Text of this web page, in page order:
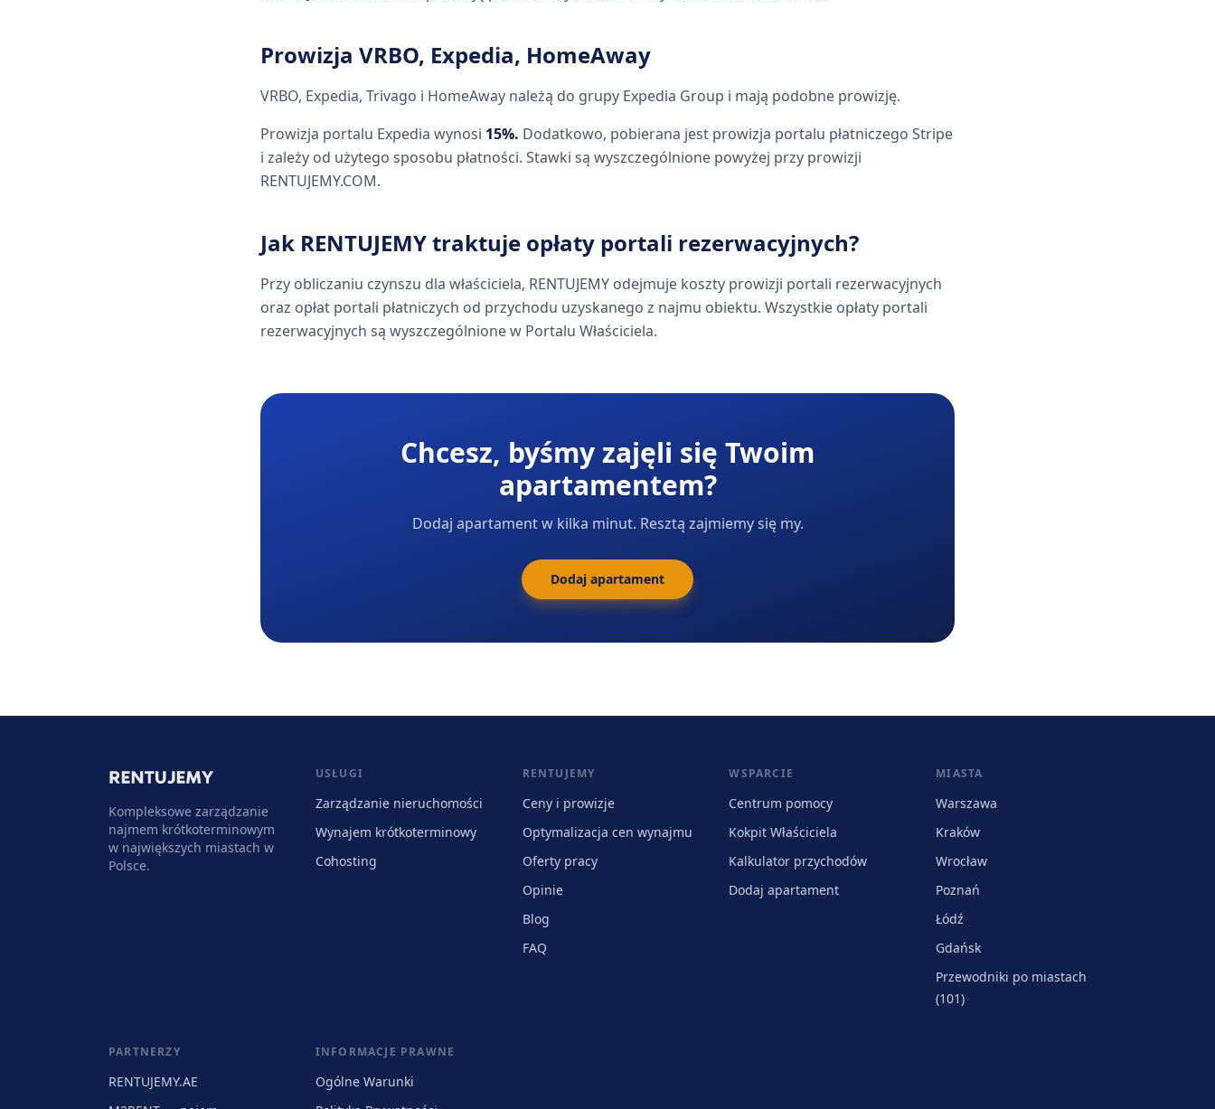
Prowizja VRBO, Expedia, HomeAway
VRBO, Expedia, Trivago i HomeAway należą do grupy Expedia Group i mają podobne prowizję.
Prowizja portalu Expedia wynosi 15%. Dodatkowo, pobierana jest prowizja portalu płatniczego Stripe
i zależy od użytego sposobu płatności. Stawki są wyszczególnione powyżej przy prowizji
RENTUJEMY.COM.
Jak RENTUJEMY traktuje opłaty portali rezerwacyjnych?
Przy obliczaniu czynszu dla właściciela, RENTUJEMY odejmuje koszty prowizji portali rezerwacyjnych
oraz opłat portali płatniczych od przychodu uzyskanego z najmu obiektu. Wszystkie opłaty portali
rezerwacyjnych są wyszczególnione w Portalu Właściciela.
Chcesz, byśmy zajęli się Twoim
apartamentem?
Dodaj apartament w kilka minut. Resztą zajmiemy się my.
Dodaj apartament
Kompleksowe zarządzanie
najmem krótkoterminowym
w największych miastach w
Polsce.
USŁUGI
Zarządzanie nieruchomości
Wynajem krótkoterminowy
Cohosting
RENTUJEMY
Ceny i prowizje
Optymalizacja cen wynajmu
Oferty pracy
Opinie
Blog
FAQ
WSPARCIE
Centrum pomocy
Kokpit Właściciela
Kalkulator przychodów
Dodaj apartament
MIASTA
Warszawa
Kraków
Wrocław
Poznań
Łódź
Gdańsk
Przewodniki po miastach
(101)
PARTNERZY
RENTUJEMY.AE
INFORMACJE PRAWNE
Ogólne Warunki